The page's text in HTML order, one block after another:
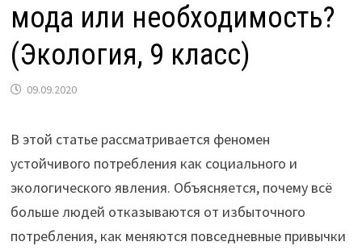
мода или необходимость?
(Экология, 9 класс)
09.09.2020
В этой статье рассматривается феномен
устойчивого потребления как социального и
экологического явления. Объясняется, почему всё
больше людей отказываются от избыточного
потребления, как меняются повседневные привычки